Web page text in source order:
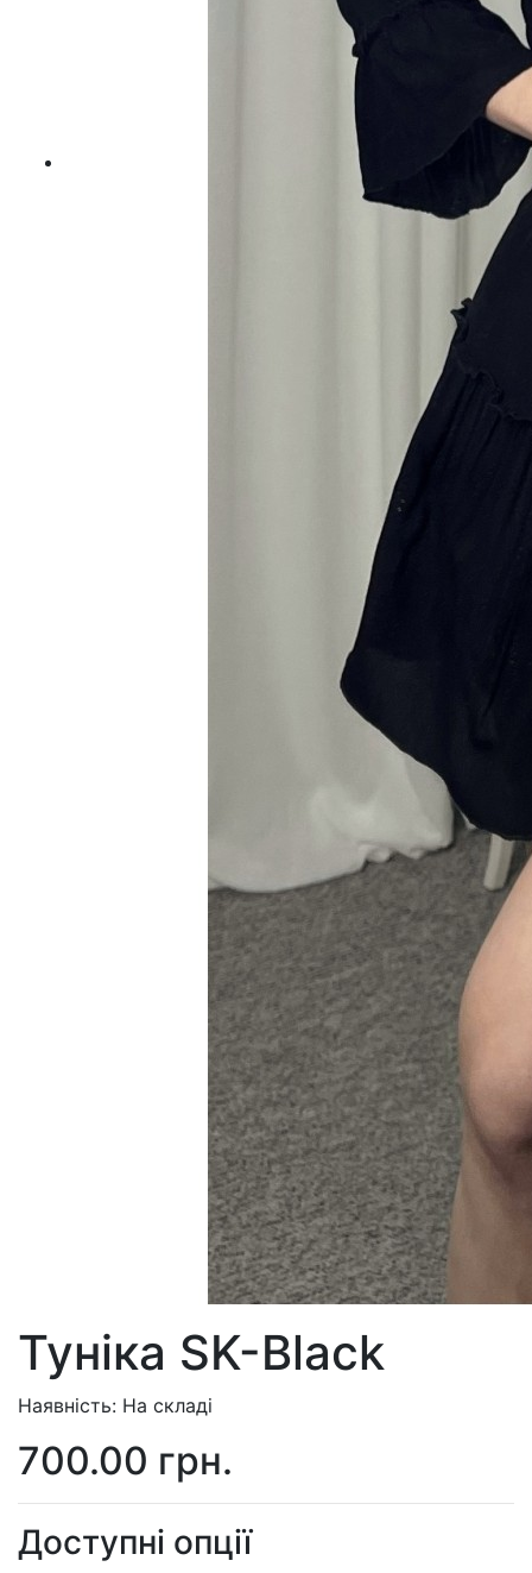
Туніка SK-Black
Наявність: На складі
700.00 грн.
Доступні опції